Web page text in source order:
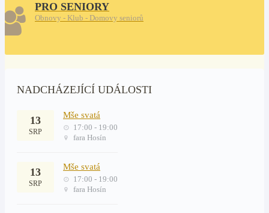
PRO SENIORY
Obnovy - Klub - Domovy seniorů
NADCHÁZEJÍCÍ UDÁLOSTI
13
SRP
Mše svatá
17:00 - 19:00
fara Hosín
13
SRP
Mše svatá
17:00 - 19:00
fara Hosín